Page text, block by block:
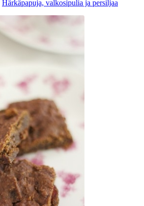
Härkäpapuja, valkosipulia ja persiljaa